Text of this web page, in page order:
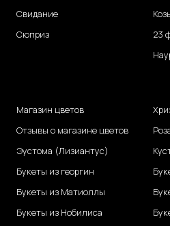
Свидание
Сюприз
23
Магазин цветов
Отзывы о магазине цветов
Эустома (Лизиантус)
Букеты из георгин
Букеты из Матиоллы
Букеты из Нобилиса